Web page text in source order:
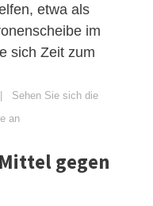
etwa als
im
sich Zeit zum
Sehen Sie sich die
an
gegen